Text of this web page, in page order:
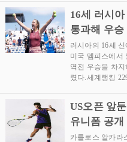
16세 러시
통과해 우승
러시아의 16세
미국 멤피스에서
역전 우승을 차
렸다.세계랭킹
US오픈 앞
유니폼 공개
카를로스 알카라